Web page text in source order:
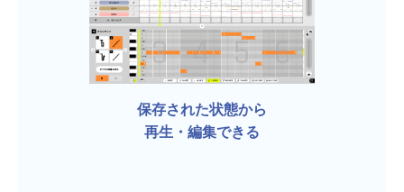
保存された状態から
再生・編集できる